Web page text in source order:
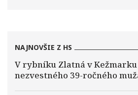
NAJNOVŠIE Z HS
V rybníku Zlatná v
nezvestného 39-ročného